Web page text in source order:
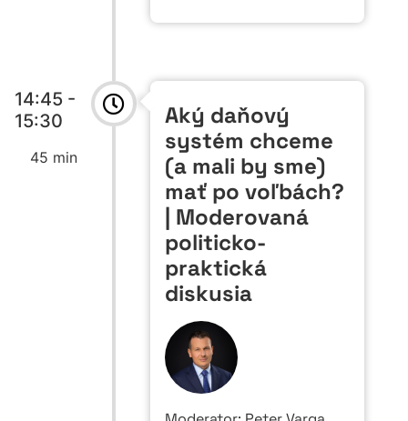
14:45 -
15:30
45 min
Aký daňový
systém chceme
(a mali by sme)
mať po voľbách?
| Moderovaná
politicko-
praktická
diskusia